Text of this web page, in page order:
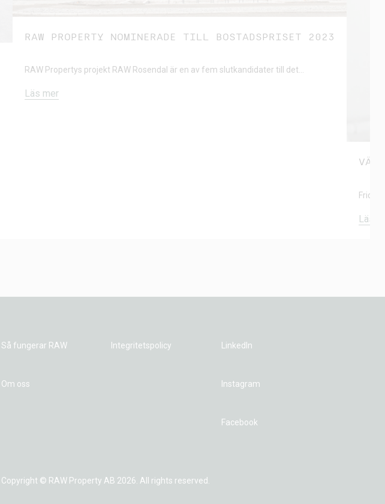
RAW PROPERTY NOMINERADE TILL BOSTADSPRISET 2023
RAW Propertys projekt RAW Rosendal är en av fem slutkandidater till det…
Läs mer
Frida
Läs
Så fungerar RAW
Om oss
Integritetspolicy LinkedIn
Instagram
Facebook
Copyright © RAW Property AB 2026. All rights reserved.